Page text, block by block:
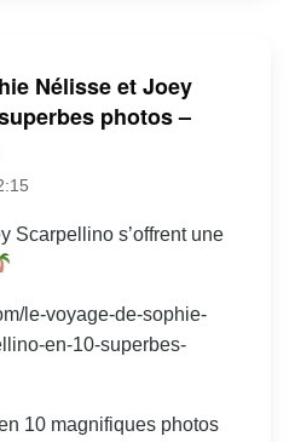
Nélisse et Joey
photos –
Scarpellino s’offrent une
le-voyage-de-sophie-
en-10-superbes-
10 magnifiques photos